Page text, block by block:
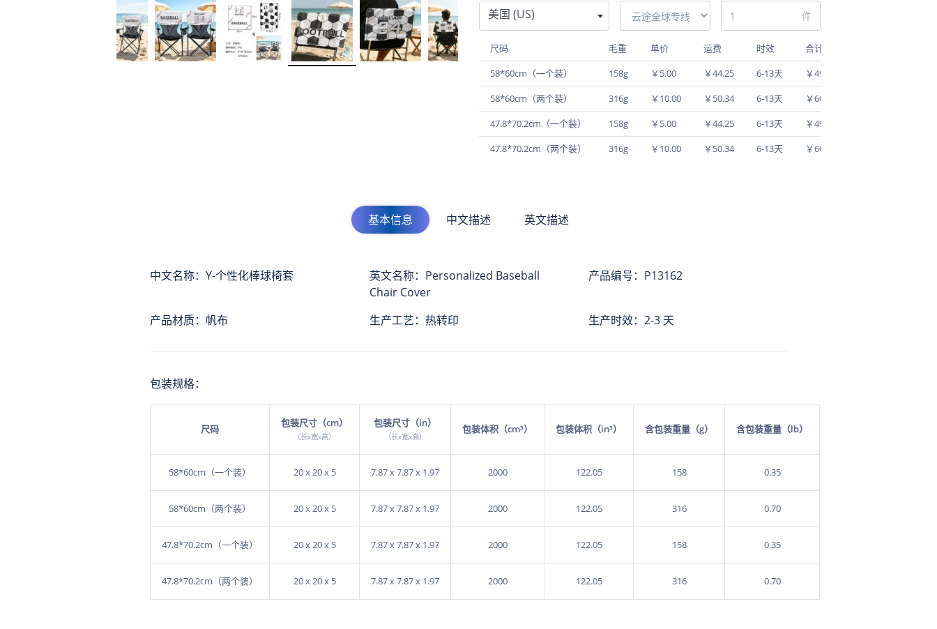
美国 (US) 件
尺码 毛重 单价 运费 时效
合计
58*60cm（一个装）
158g ￥5.00 ￥44.25 6-13天
￥49.25
58*60cm（两个装）
316g ￥10.00 ￥50.34 6-13天
￥60.34
47.8*70.2cm（一个装）
158g ￥5.00 ￥44.25 6-13天
￥49.25
47.8*70.2cm（两个装）
316g ￥10.00 ￥50.34 6-13天 ￥60.34
基本信息 中文描述 英文描述
中文名称：Y-个性化棒球椅套
英文名称：Personalized Baseball
Chair Cover
产品编号：P13162
产品材质：帆布 生产工艺：热转印 生产时效：2-3 天
包装规格：
尺码 包装尺寸（cm）
（长x宽x高）
包装尺寸（in）
（长x宽x高）
包装体积（cm³） 包装体积（in³） 含包装重量（g） 含包装重量（lb）
58*60cm（一个装） 20 x 20 x 5 7.87 x 7.87 x 1.97 2000 122.05 158 0.35
58*60cm（两个装） 20 x 20 x 5 7.87 x 7.87 x 1.97 2000 122.05 316 0.70
47.8*70.2cm（一个装） 20 x 20 x 5 7.87 x 7.87 x 1.97 2000 122.05 158 0.35
47.8*70.2cm（两个装） 20 x 20 x 5 7.87 x 7.87 x 1.97 2000 122.05 316 0.70